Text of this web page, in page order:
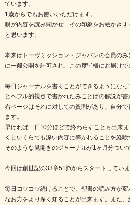
ています。
1歳からでもお使いいただけます。
親が内容を読み聞かせ、その印象をお絵かき
と思います。
本来はトーヴミッション・ジャパンの会員の
に一般公開を許可され、この度皆様にお届けで
毎日ジャーナルを書くことができるようにな
とヘブル的視点で書かれたみことばの解説が書
右ページはそれに対しての質問があり、自分
ます。
早ければ一日10分ほどで終わらすことも出来
くといくらでも深い内容に導かれることを経験
そのような見開きのジャーナルが1ヶ月分つい
今回は創世記の33章51節からスタートしていま
毎日コツコツ続けることで、聖書の読み方が
なお方をより深く知ることが出来ます。また